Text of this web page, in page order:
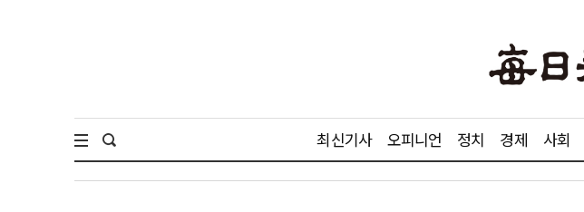
최신기사 오피니언 정치 경제 사회